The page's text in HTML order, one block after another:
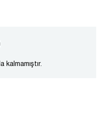
kalmamıştır.